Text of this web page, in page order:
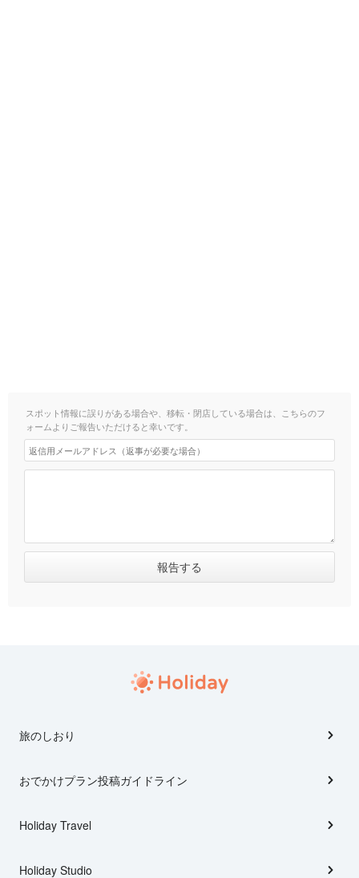
スポット情報に誤りがある場合や、移転・閉店している場合は、こちらのフ
ォームよりご報告いただけると幸いです。
旅のしおり
おでかけプラン投稿ガイドライン
Holiday Travel
Holiday Studio